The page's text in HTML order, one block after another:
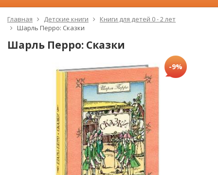
Главная Детские книги
Книги для детей 0 - 2 лет
Шарль Перро: Сказки
Шарль Перро: Сказки
-9%